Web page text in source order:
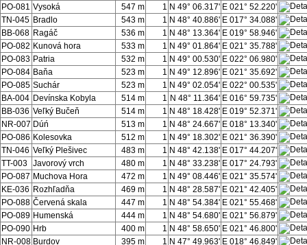
PO-081 Vysoká 547 m 1 N 49° 06.317' E 021° 52.220'
TN-045 Bradlo 543 m 1 N 48° 40.886' E 017° 34.088'
BB-068 Ragáč 536 m 1 N 48° 13.364' E 019° 58.946'
PO-082 Kunová hora 533 m 1 N 49° 01.864' E 021° 35.788'
PO-083 Patria 532 m 1 N 49° 00.530' E 022° 06.980'
PO-084 Baňa 523 m 1 N 49° 12.896' E 021° 35.692'
PO-085 Suchár 523 m 1 N 49° 02.054' E 022° 00.535'
BA-004 Devínska Kobyla 514 m 1 N 48° 11.364' E 016° 59.735'
BB-036 Veľký Bučeň 514 m 1 N 48° 18.428' E 019° 52.371'
NR-007 Dúń 513 m 1 N 48° 24.667' E 018° 13.340'
PO-086 Kolesovka 512 m 1 N 49° 18.302' E 021° 36.390'
TN-046 Veľký Plešivec 483 m 1 N 48° 42.138' E 017° 44.207'
TT-003 Javorový vrch 480 m 1 N 48° 33.238' E 017° 24.793'
PO-087 Muchova Hora 472 m 1 N 49° 08.446' E 021° 35.574'
KE-036 Rozhľadňa 469 m 1 N 48° 28.587' E 021° 42.405'
PO-088 Červená skala 447 m 1 N 48° 54.384' E 021° 55.468'
PO-089 Humenská 444 m 1 N 48° 54.680' E 021° 56.879'
PO-090 Hrb 400 m 1 N 48° 58.650' E 021° 46.800'
NR-008 Burdov 395 m 1 N 47° 49.963' E 018° 46.849'